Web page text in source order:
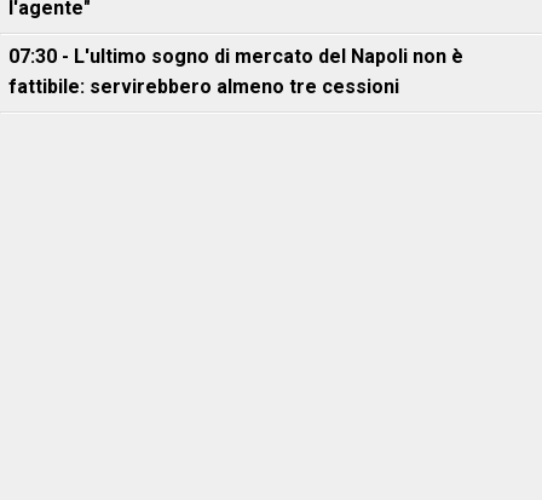
l'agente"
07:30 - L'ultimo sogno di mercato del Napoli non è
fattibile: servirebbero almeno tre cessioni